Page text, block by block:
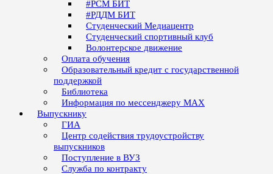
#РСМ БИТ
#РДДМ БИТ
Студенческий Медиацентр
Студенческий спортивный клуб
Волонтерское движение
Оплата обучения
Образовательный кредит с государственной
поддержкой
Библиотека
Информация по мессенджеру MAX
Выпускнику
ГИА
Центр содействия трудоустройству
выпускников
Поступление в ВУЗ
Служба по контракту